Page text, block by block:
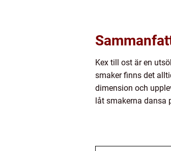
Kex till ost är en
smaker finns det
dimension och
låt smakerna dansa